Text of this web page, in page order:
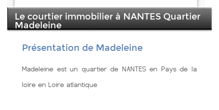
Le courtier immobilier à NANTES Quartier
Madeleine
Présentation de Madeleine
Madeleine est un quartier de NANTES en Pays de la
loire en Loire atlantique